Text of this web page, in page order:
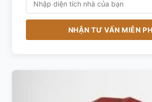
NHẬN TƯ VẤN MIỄN